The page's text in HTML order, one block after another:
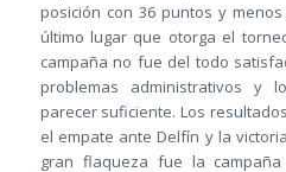
posición con 36 puntos y
último lugar que otorga el
campaña no fue del todo
problemas administrativos y
parecer suficiente. Los
el empate ante Delfín y la
gran flaqueza fue la